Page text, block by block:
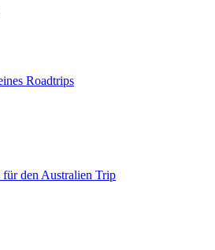
Roadtrips
den Australien Trip